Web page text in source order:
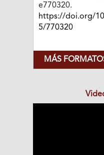
e770320.
https://doi.org/
5/770320
MÁS